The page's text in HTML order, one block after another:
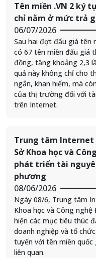
Trung tâm Internet
Sở Khoa học và
phát triển tài
phương
08/06/2026
Ngày 08/6, Trung tâm
Khoa học và Công
hiện các mục tiêu thúc
doanh nghiệp và tổ
tuyến với tên miền quốc
liên quan.
Tên miền .VN 2 ký
chỉ nằm ở mức trả
06/07/2026
Sau hai đợt đấu giá tên
có 67 tên miền đấu giá
đồng, tăng khoảng 2,3
quả này không chỉ cho
ngắn, khan hiếm, mà
của thị trường đối với
trên Internet.